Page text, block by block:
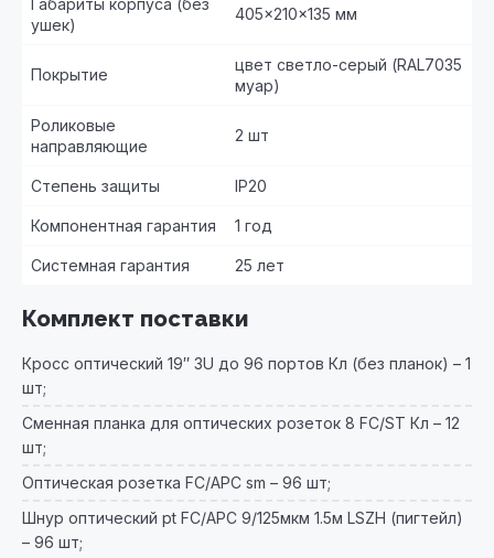
Габариты корпуса (без
ушек)
405×210×135 мм
Покрытие
цвет светло-серый (RAL7035
муар)
Роликовые
направляющие
2 шт
Степень защиты IP20
Компонентная гарантия 1 год
Системная гарантия 25 лет
Комплект поставки
Кросс оптический 19″ 3U до 96 портов Кл (без планок) – 1
шт;
Сменная планка для оптических розеток 8 FC/ST Кл – 12
шт;
Оптическая розетка FC/APC sm – 96 шт;
Шнур оптический pt FC/АPC 9/125мкм 1.5м LSZH (пигтейл)
– 96 шт;